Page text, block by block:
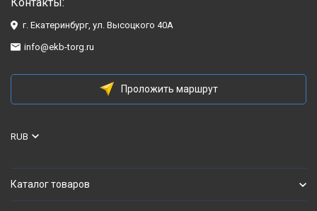
г. Екатеринбург, ул. Высоцкого 40А
info@ekb-torg.ru
Проложить маршрут
RUB
Каталог товаров